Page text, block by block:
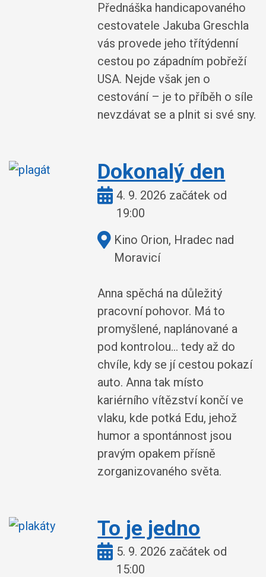
Přednáška handicapovaného
cestovatele Jakuba Greschla
vás provede jeho třítýdenní
cestou po západním pobřeží
USA. Nejde však jen o
cestování – je to příběh o síle
nevzdávat se a plnit si své sny.
Dokonalý den
Kdy:4. 9. 2026 začátek od
19:00
Kde:Kino Orion, Hradec nad
Moravicí
Anna spěchá na důležitý
pracovní pohovor. Má to
promyšlené, naplánované a
pod kontrolou… tedy až do
chvíle, kdy se jí cestou pokazí
auto. Anna tak místo
kariérního vítězství končí ve
vlaku, kde potká Edu, jehož
humor a spontánnost jsou
pravým opakem přísně
zorganizovaného světa.
To je jedno
Kdy:5. 9. 2026 začátek od
15:00